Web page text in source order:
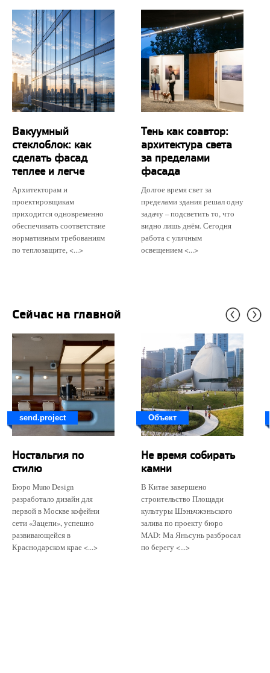
Вакуумный
стеклоблок: как
сделать фасад
теплее и легче
Архитекторам и
проектировщикам
приходится одновременно
обеспечивать соответствие
нормативным требованиям
по теплозащите, <...>
Тень как соавтор:
архитектура света
за пределами
фасада
Долгое время свет за
пределами здания решал одну
задачу – подсветить то, что
видно лишь днём. Сегодня
работа с уличным
освещением <...>
Сейчас на главной
send.project
Ностальгия по
стилю
Бюро Muno Design
разработало дизайн для
первой в Москве кофейни
сети «Зацепи», успешно
развивающейся в
Краснодарском крае <...>
Объект
Не время собирать
камни
В Китае завершено
строительство Площади
культуры Шэньчжэньского
залива по проекту бюро
MAD: Ма Яньсунь разбросал
по берегу <...>